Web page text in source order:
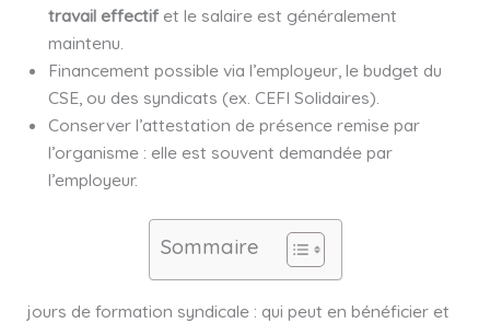
travail effectifet le salaire est généralement
maintenu.
Financement possible via l’employeur, le budget du
CSE, ou des syndicats (ex. CEFI Solidaires).
Conserver l’attestation de présence remise par
l’organisme : elle est souvent demandée par
l’employeur.
Sommaire
jours de formation syndicale : qui peut en bénéficier et